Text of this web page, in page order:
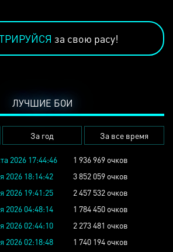
за свою расу!
ЛУЧШИЕ БОИ
За год За все время
2026 17:44:46
1 936 969 очков
2026 18:14:42
3 852 059 очков
2026 19:41:25
2 457 532 очков
2026 04:48:14
1 784 450 очков
2026 02:44:10
2 273 481 очков
2026 02:18:48
1 740 194 очков